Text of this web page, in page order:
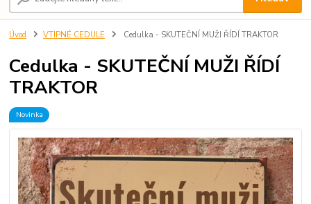
Úvod VTIPNÉ CEDULE Cedulka - SKUTEČNÍ MUŽI ŘÍDÍ TRAKTOR
Cedulka - SKUTEČNÍ MUŽI ŘÍDÍ
TRAKTOR
Novinka